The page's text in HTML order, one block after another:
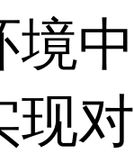
境
现